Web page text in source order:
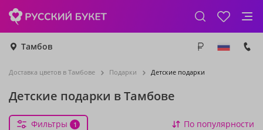
Тамбов
Доставка цветов в Тамбове Подарки Детские подарки
Детские подарки в Тамбове
Фильтры 1 По популярности